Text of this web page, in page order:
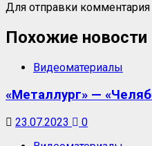
Для отправки
Похожие новости
Видеоматериалы
«Металлург» —
23.07.2023
0